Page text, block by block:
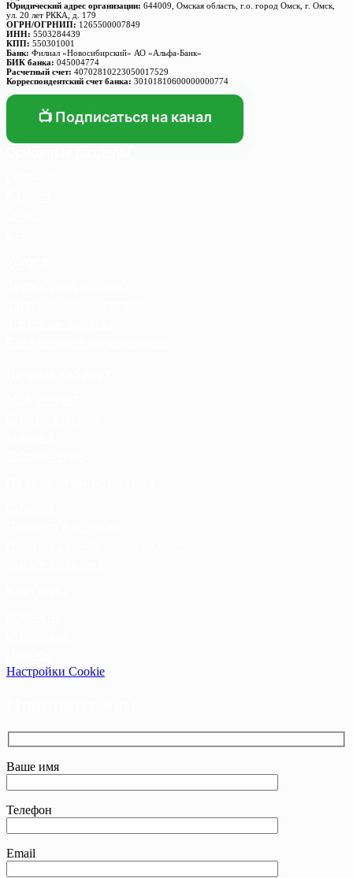
Юридический адрес организации: 644009, Омская область, г.о. город Омск, г. Омск,
ул. 20 лет РККА, д. 179
ОГРН/ОГРНИП: 1265500007849
ИНН: 5503284439
КПП: 550301001
Банк: Филиал «Новосибирский» АО «Альфа-Банк»
БИК банка: 045004774
Расчетный счет: 40702810223050017529
Корреспондентский счет банка: 30101810600000000774
📺 Подписаться на канал
Настройки Cookie
Ваше имя
Телефон
Email